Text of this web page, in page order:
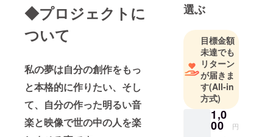
◆プロジェクトに
ついて
私の夢は自分の創作をもっ
と本格的に作りたい、そし
て、自分の作った明るい音
楽と映像で世の中の人を楽
選ぶ
目標金額
未達でも
リターン
が届きま
す(All-in
方式)
1,0
00 円